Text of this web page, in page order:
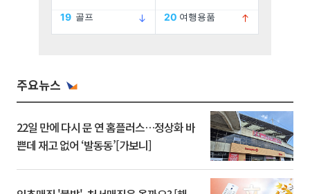
주요뉴스
22일 만에 다시 문 연 홈플러스…정상화 바
쁜데 재고 없어 ‘발동동’[가보니]